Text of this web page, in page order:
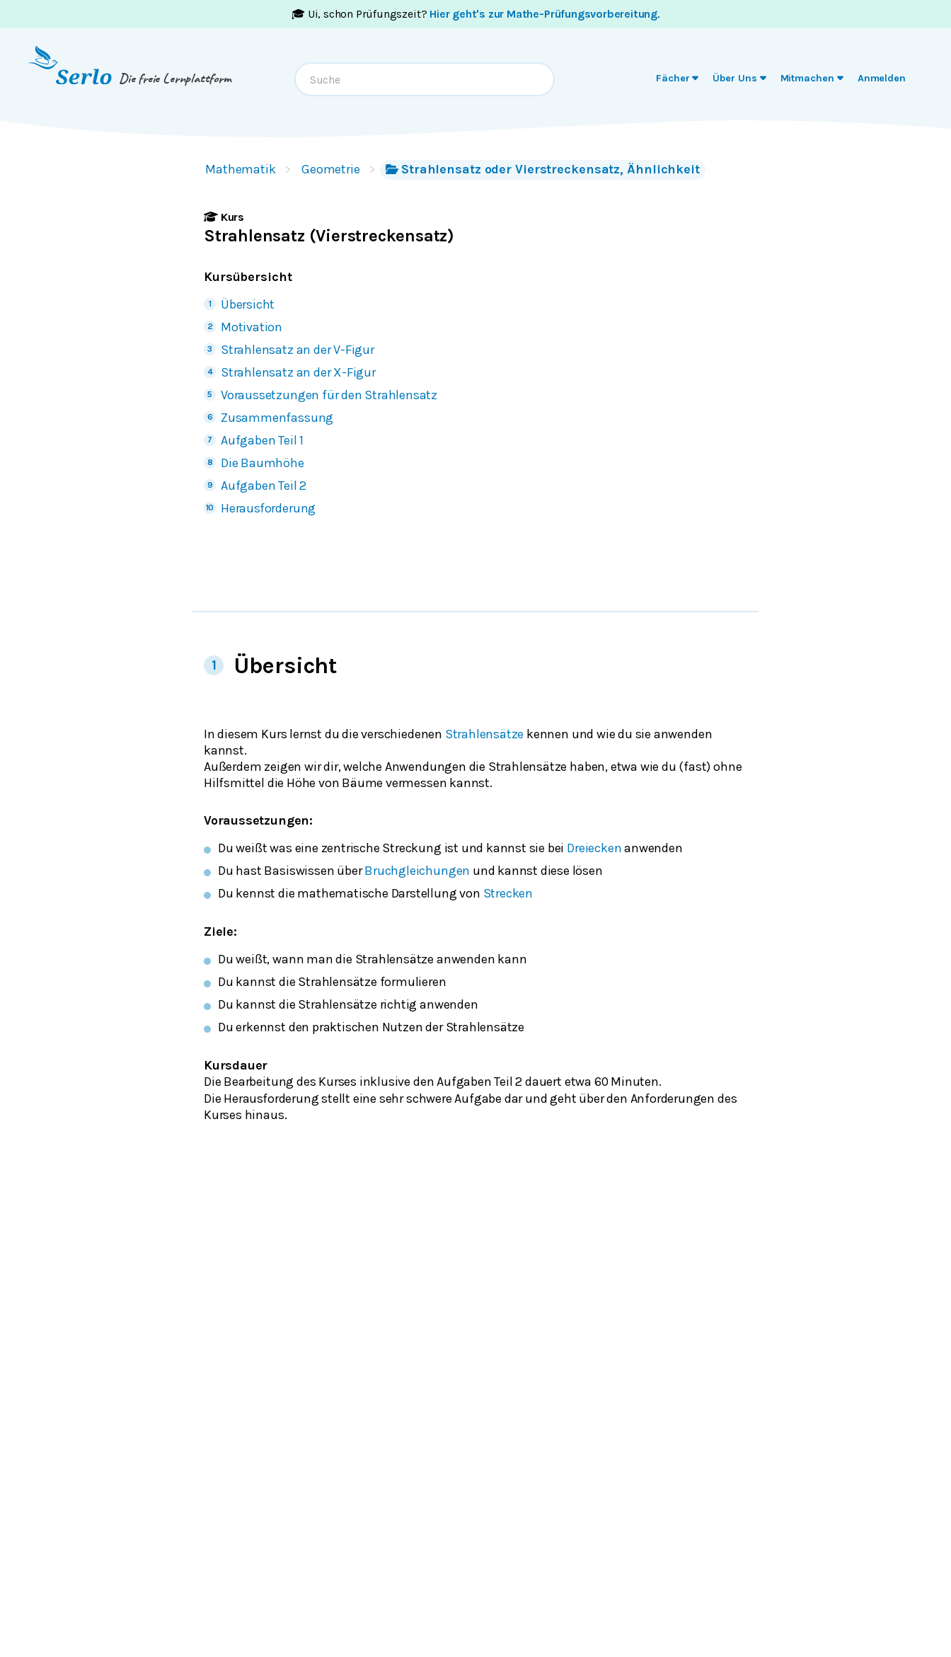
🎓 Ui, schon Prüfungszeit? Hier geht's zur Mathe-Prüfungsvorbereitung.
Die freie Lernplattform Fächer Über Uns Mitmachen Anmelden
Mathematik Geometrie Strahlensatz oder Vierstreckensatz, Ähnlichkeit
Kurs
Strahlensatz (Vierstreckensatz)
Kursübersicht
Übersicht
Motivation
Strahlensatz an der V-Figur
Strahlensatz an der X-Figur
Voraussetzungen für den Strahlensatz
Zusammenfassung
Aufgaben Teil 1
Die Baumhöhe
Aufgaben Teil 2
Herausforderung
1 Übersicht
In diesem Kurs lernst du die verschiedenen Strahlensätze kennen und wie du sie anwenden
kannst.
Außerdem zeigen wir dir, welche Anwendungen die Strahlensätze haben, etwa wie du (fast) ohne
Hilfsmittel die Höhe von Bäume vermessen kannst.
Voraussetzungen:
Du weißt was eine zentrische Streckung ist und kannst sie bei Dreieckenanwenden
Du hast Basiswissen überBruchgleichungen und kannst diese lösen
Du kennst die mathematische Darstellung von Strecken
Ziele:
Du weißt, wann man die Strahlensätze anwenden kann
Du kannst die Strahlensätze formulieren
Du kannst die Strahlensätze richtig anwenden
Du erkennst den praktischen Nutzen der Strahlensätze
Kursdauer
Die Bearbeitung des Kurses inklusive den Aufgaben Teil 2 dauert etwa 60 Minuten.
Die Herausforderung stellt eine sehr schwere Aufgabe dar und geht über den Anforderungen des
Kurses hinaus.